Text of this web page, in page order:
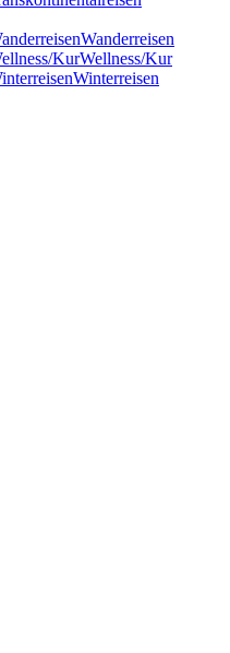
Wander­reisen
Wellness/Kur
Winter­reisen